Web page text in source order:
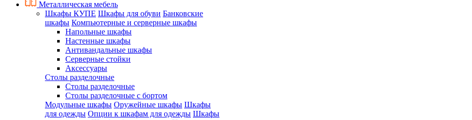
Металлическая мебель
Шкафы КУПЕ Шкафы для обуви Банковские
шкафы Компьютерные и серверные шкафы
Напольные шкафы
Настенные шкафы
Антивандальные шкафы
Серверные стойки
Аксессуары
Столы разделочные
Столы разделочные
Столы разделочные с бортом
Модульные шкафы Оружейные шкафы Шкафы
для одежды Опции к шкафам для одежды Шкафы